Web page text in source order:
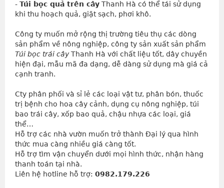
- Túi bọc quả trên cây Thanh Hà có thể tái sử dụng
khi thu hoạch quả, giặt sạch, phơi khô.
Công ty muốn mở rộng thị trường tiêu thụ các dòng
sản phẩm về nông nghiệp, công ty sản xuất sản phẩm
Túi bọc trái câyThanh Hà với chất liệu tốt, dây chuyền
hiện đại, mẫu mã đa dạng, dễ dàng sử dụng mà giá cả
cạnh tranh.
Cty phân phối và sỉ lẻ các loại vật tư, phân bón, thuốc
trị bệnh cho hoa cây cảnh, dụng cụ nông nghiệp, túi
bao trái cây, xốp bao quả, chậu nhựa các loại, giá
thể…
Hỗ trợ các nhà vườn muốn trở thành Đại lý qua hình
thức mua càng nhiều giá càng tốt.
Hỗ trợ tìm vận chuyển dưới mọi hình thức, nhận hàng
thanh toán tại nhà.
Liên hệ hotline hỗ trợ: 0982.179.226